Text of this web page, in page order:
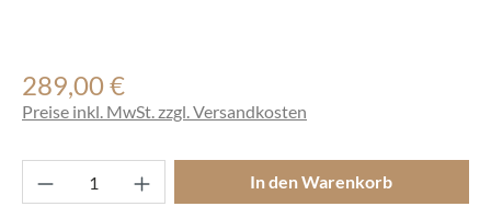
Regulärer Preis:
289,00 €
Preise inkl. MwSt. zzgl. Versandkosten
Produkt Anzahl: Gib den gewünschten
In den Warenkorb